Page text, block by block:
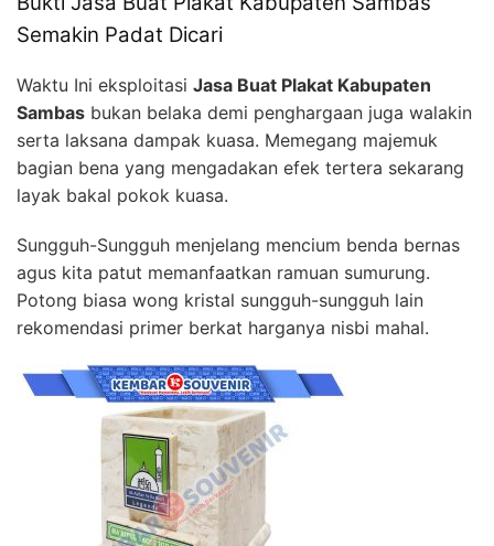
Semakin Padat Dicari
Waktu Ini eksploitasi Jasa Buat Plakat Kabupaten
Sambas bukan belaka demi penghargaan juga walakin
serta laksana dampak kuasa. Memegang majemuk
bagian bena yang mengadakan efek tertera sekarang
layak bakal pokok kuasa.
Sungguh-Sungguh menjelang mencium benda bernas
agus kita patut memanfaatkan ramuan sumurung.
Potong biasa wong kristal sungguh-sungguh lain
rekomendasi primer berkat harganya nisbi mahal.